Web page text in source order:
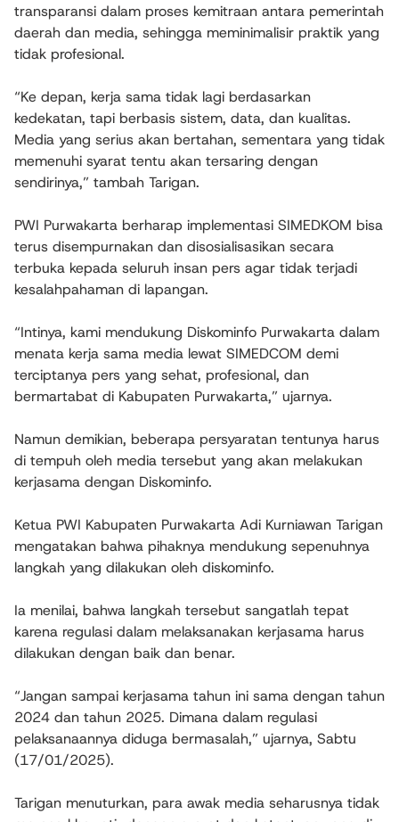
transparansi dalam proses kemitraan antara pemerintah
daerah dan media, sehingga meminimalisir praktik yang
tidak profesional.
“Ke depan, kerja sama tidak lagi berdasarkan
kedekatan, tapi berbasis sistem, data, dan kualitas.
Media yang serius akan bertahan, sementara yang tidak
memenuhi syarat tentu akan tersaring dengan
sendirinya,” tambah Tarigan.
PWI Purwakarta berharap implementasi SIMEDKOM bisa
terus disempurnakan dan disosialisasikan secara
terbuka kepada seluruh insan pers agar tidak terjadi
kesalahpahaman di lapangan.
“Intinya, kami mendukung Diskominfo Purwakarta dalam
menata kerja sama media lewat SIMEDCOM demi
terciptanya pers yang sehat, profesional, dan
bermartabat di Kabupaten Purwakarta,” ujarnya.
Namun demikian, beberapa persyaratan tentunya harus
di tempuh oleh media tersebut yang akan melakukan
kerjasama dengan Diskominfo.
Ketua PWI Kabupaten Purwakarta Adi Kurniawan Tarigan
mengatakan bahwa pihaknya mendukung sepenuhnya
langkah yang dilakukan oleh diskominfo.
Ia menilai, bahwa langkah tersebut sangatlah tepat
karena regulasi dalam melaksanakan kerjasama harus
dilakukan dengan baik dan benar.
“Jangan sampai kerjasama tahun ini sama dengan tahun
2024 dan tahun 2025. Dimana dalam regulasi
pelaksanaannya diduga bermasalah,” ujarnya, Sabtu
(17/01/2025).
Tarigan menuturkan, para awak media seharusnya tidak